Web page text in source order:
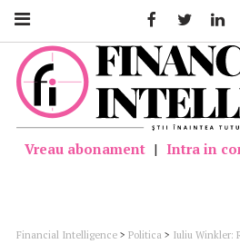
Vreau abonament | Intra in
Financial Intelligence > Politica > Iuliu Winkler:
FacebookTwitter